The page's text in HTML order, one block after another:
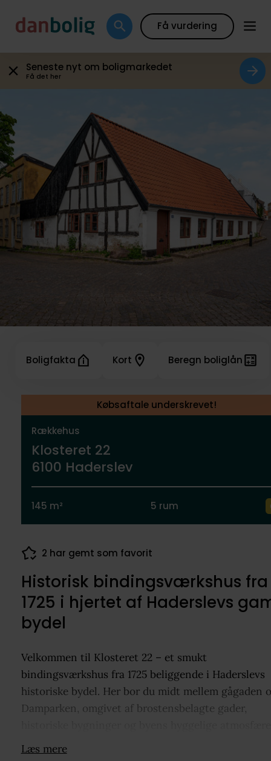
Få vurdering
Seneste nyt om boligmarkedet
Få det her
Købsaftale underskrevet!
Rækkehus
Klosteret 22
6100 Haderslev
145 m² 5 rum
Boligfakta Kort Beregn boliglån
2 har gemt som favorit
34 dokumenter downloadet
Historisk bindingsværkshus fra
1725 i hjertet af Haderslevs
bydel
Velkommen til Klosteret 22 – et smukt
bindingsværkshus fra 1725 beliggende i Haderslevs
historiske bydel. Her bor du midt mellem gågaden
Damparken, omgivet af brostensbelagte gader,
Boligen rummer 145 m² fordelt over halvandet
Læs mere
Galleri Boligfakta Kort Beregn boliglån